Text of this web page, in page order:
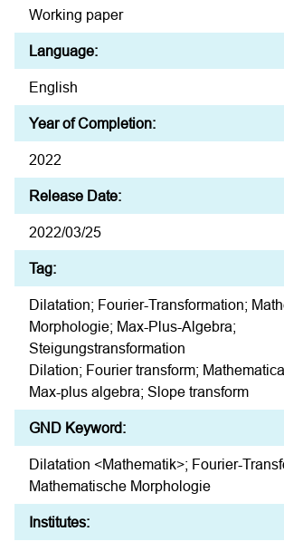
Working paper
Language:
English
Year of Completion:
2022
Release Date:
2022/03/25
Tag:
Dilatation; Fourier-Transformation;
Morphologie; Max-Plus-Algebra;
Steigungstransformation
Dilation; Fourier transform;
Max-plus algebra; Slope transform
GND Keyword:
Dilatation <Mathematik>; Fourier-
Mathematische Morphologie
Institutes: